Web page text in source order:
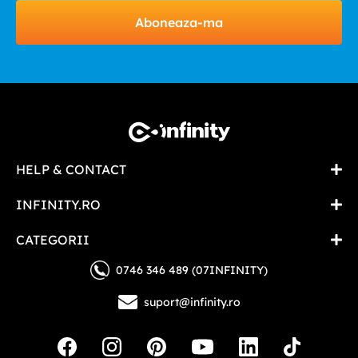
Aboneaza-ma
HELP & CONTACT
INFINITY.RO
CATEGORII
0746 346 489 (07INFINITY)
suport@infinity.ro